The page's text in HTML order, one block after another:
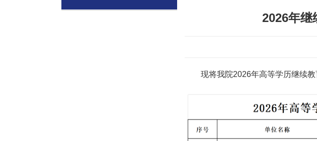
2026年继
现将我院2026年高等学历继续